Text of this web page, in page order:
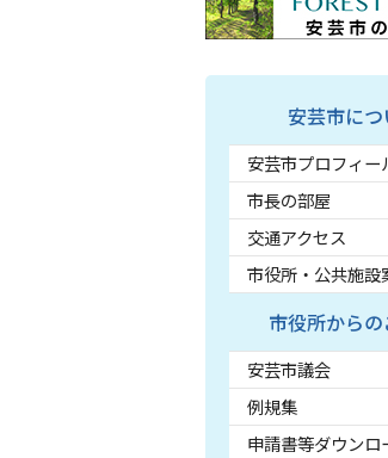
安芸市に
安芸市プロフィー
市長の部屋
交通アクセス
市役所・公共施設
市役所から
安芸市議会
例規集
申請書等ダウンロ